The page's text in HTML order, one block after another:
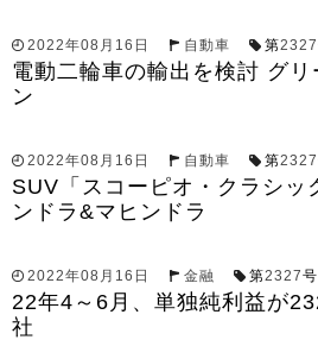
2022年08月16日 自動車 第2327
電動二輪車の輸出を検討 グリ
ン
2022年08月16日 自動車 第2327
SUV「スコーピオ・クラシッ
ンドラ&マヒンドラ
2022年08月16日 金融 第2327号
22年4～6月、単独純利益が
社